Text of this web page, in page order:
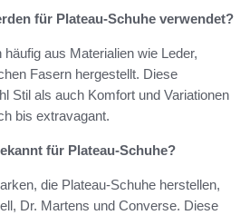
für Plateau-Schuhe verwendet?
aus Materialien wie Leder,
Fasern hergestellt. Diese
Stil als auch Komfort und Variationen
bis extravagant.
für Plateau-Schuhe?
die Plateau-Schuhe herstellen,
Dr. Martens und Converse. Diese